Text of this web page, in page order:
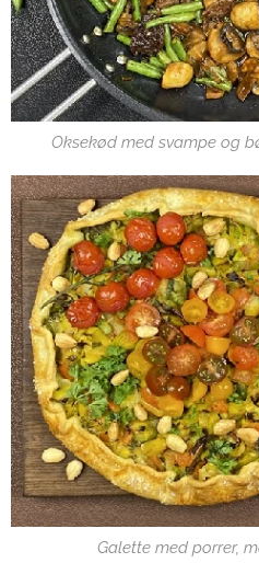
Oksekød med svampe og
Galette med porrer,